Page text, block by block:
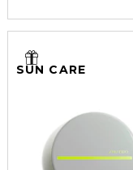
SUN CARE